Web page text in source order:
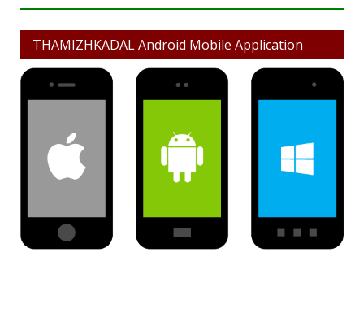
THAMIZHKADAL Android Mobile Application